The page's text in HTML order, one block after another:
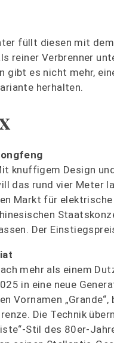
füllt diesen mit
reiner Verbrenner
gibt es nicht mehr,
herhalten.
knuffigem Design
das rund vier Meter
Markt für
Der
mehr als einem
in eine neue
Vornamen
Die Technik
Stil des 80er-